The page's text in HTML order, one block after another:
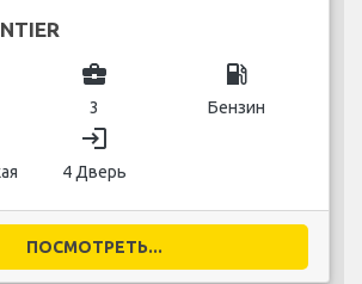
business_center
3
local_gas_station
Бензин
login
4 Дверь
ПОСМОТРЕТЬ...